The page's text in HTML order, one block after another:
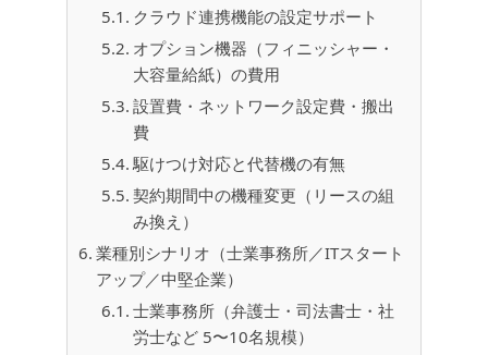
クラウド連携機能の設定サポート
オプション機器（フィニッシャー・
大容量給紙）の費用
設置費・ネットワーク設定費・搬出
費
駆けつけ対応と代替機の有無
契約期間中の機種変更（リースの組
み換え）
業種別シナリオ（士業事務所／ITスタート
アップ／中堅企業）
士業事務所（弁護士・司法書士・社
労士など 5〜10名規模）